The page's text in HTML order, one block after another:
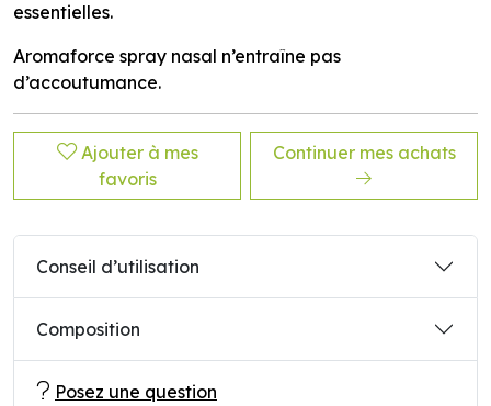
essentielles.
Aromaforce spray nasal n’entraîne pas
d’accoutumance.
Ajouter à mes
favoris
Continuer mes achats
Conseil d’utilisation
Composition
Posez une question